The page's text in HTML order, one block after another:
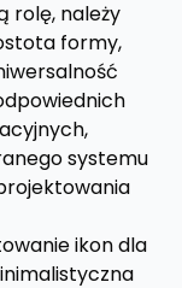
rolę, należy
formy,
systemu
ikon dla